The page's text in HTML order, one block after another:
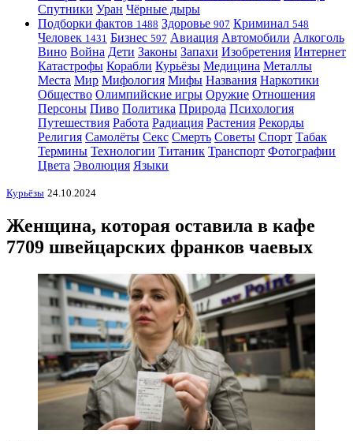
Спутники Уран Чёрные дыры
Подборки фактов 1488 Здоровье 907 Криминал 548
Человек 1431 Бизнес 597 Авиация Автомобили Алкоголь
Вино Война Дети Законы Запахи Изобретения Интернет
Катастрофы Корабли Курьёзы Медицина Металлы
Места Мир Мифология Мифы Названия Наркотики
Общество Олимпийские игры Оружие Отношения
Персоны Пиво Политика Природа Психология
Путешествия Работа Радиация Растения Рекорды
Религия Самолёты Секс Смерть Советы Спорт Табак
Термины Технологии Титаник Транспорт Фотографии
Цвета Эволюция Языки
Курьёзы 24.10.2024
Женщина, которая оставила в кафе
7709 швейцарских франков чаевых